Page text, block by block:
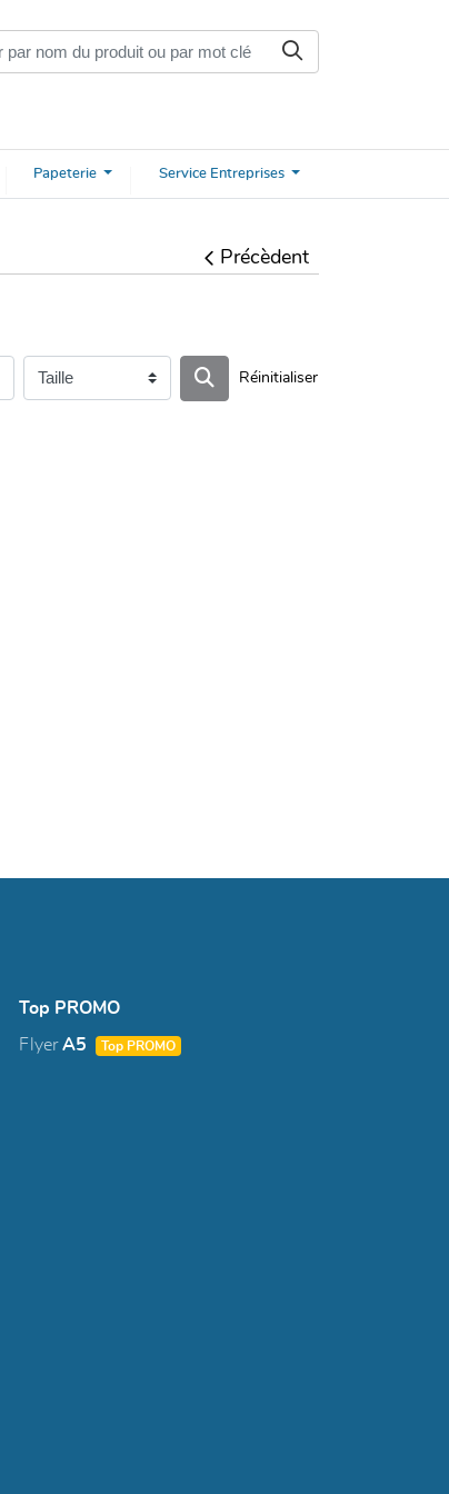
Papeterie Service Entreprises
Précèdent
Réinitialiser
Top PROMO
FlyerA5 Top PROMO